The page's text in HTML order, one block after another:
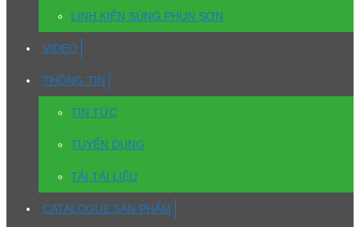
LINH KIỆN SÚNG PHUN SƠN
VIDEO
THÔNG TIN
TIN TỨC
TUYỂN DỤNG
TẢI TÀI LIỆU
CATALOGUE SẢN PHẨM